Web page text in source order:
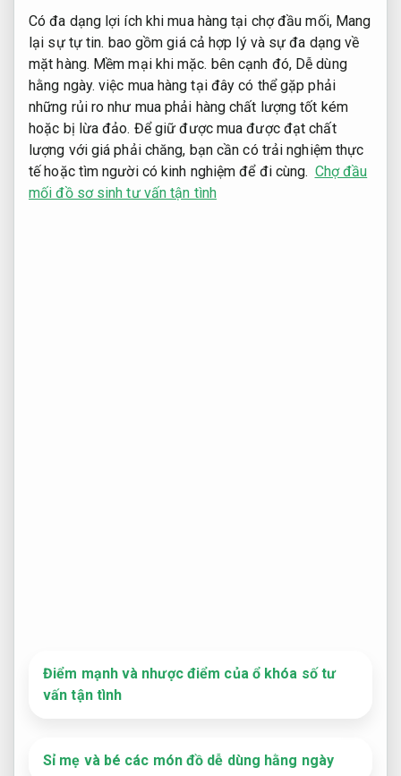
Có đa dạng lợi ích khi mua hàng tại chợ đầu mối, Mang
lại sự tự tin. bao gồm giá cả hợp lý và sự đa dạng về
mặt hàng. Mềm mại khi mặc. bên cạnh đó, Dễ dùng
hằng ngày. việc mua hàng tại đây có thể gặp phải
những rủi ro như mua phải hàng chất lượng tốt kém
hoặc bị lừa đảo. Để giữ được mua được đạt chất
lượng với giá phải chăng, bạn cần có trải nghiệm thực
tế hoặc tìm người có kinh nghiệm để đi cùng. Chợ đầu
mối đồ sơ sinh tư vấn tận tình
Điểm mạnh và nhược điểm của ổ khóa số tư
vấn tận tình
Sỉ mẹ và bé các món đồ dễ dùng hằng ngày